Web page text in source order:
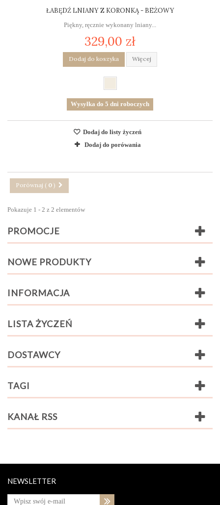
ŁABĘDŹ LNIANY Z KORONKĄ - BEŻOWY
Piękny, ręcznie wykonany lniany...
329,00 zł
Dodaj do koszyka Więcej
Wysyłka do 5 dni roboczych
Dodaj do listy życzeń
Dodaj do porówania
Porównaj ( 0 )
Pokazuje 1 - 2 z 2 elementów
PROMOCJE
NOWE PRODUKTY
INFORMACJA
LISTA ŻYCZEŃ
DOSTAWCY
TAGI
KANAŁ RSS
NEWSLETTER